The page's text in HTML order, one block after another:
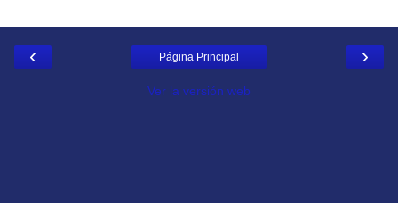
‹ ›
Página Principal
Ver la versión web